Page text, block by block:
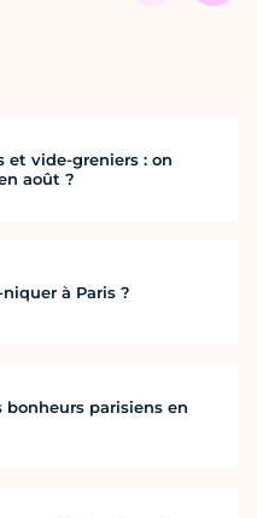
et vide-greniers : on
août ?
à Paris ?
bonheurs parisiens en